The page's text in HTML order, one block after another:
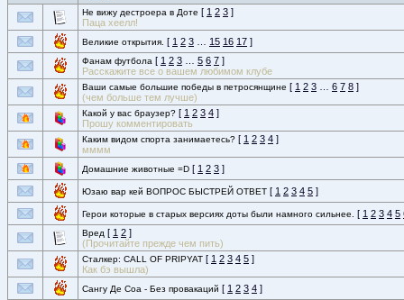
Не вижу дестроера в Доте [ 1 2 3 ]
Паца хеелл!
Великие открытия. [ 1 2 3 15 16 17 ]
Фанам футбола [ 1 2 3 5 6 7 ]
Расскажите все о вашем любимом клубе
Ваши самые большие победы в петросянщине [ 1 2 3 6 7 8 ]
(чем больше тем лучше)
Какой у вас браузер? [ 1 2 3 4 ]
Прошу комментировать
Каким видом спорта занимаетесь? [ 1 2 3 4 ]
мммм
Домашние животные =D [ 1 2 3 ]
Юзаю вар кей ВОПРОС БЫСТРЕЙ ОТВЕТ [ 1 2 3 4 5 ]
Герои которые в старых версиях доты были намного сильнее. [ 1 2 3 4 5
Вред [ 1 2 ]
(Прочитайте прежде чем пить)
Сталкер: CALL OF PRIPYAT [ 1 2 3 4 5 ]
Как бэ вышла)
Сангу Де Соа - Без провакаций [ 1 2 3 4 ]